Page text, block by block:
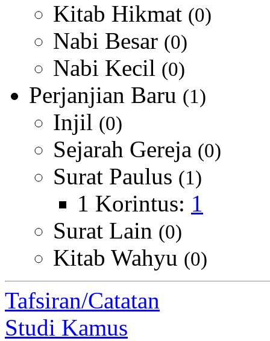
Kitab Hikmat (0)
Nabi Besar (0)
Nabi Kecil (0)
Perjanjian Baru (1)
Injil (0)
Sejarah Gereja (0)
Surat Paulus (1)
1 Korintus: 1
Surat Lain (0)
Kitab Wahyu (0)
Tafsiran/Catatan
Studi Kamus